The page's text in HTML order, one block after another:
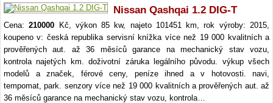
Nissan Qashqai 1.2 DIG-T
Cena:210000 Kč, výkon 85 kw, najeto 101451 km, rok výroby: 2015,
koupeno v: česká republika servisní knížka více než 19 000 kvalitních a
prověřených aut. až 36 měsíců garance na mechanický stav vozu,
kontrola najetých km. doživotní záruka legálního původu. výkup všech
modelů a značek, férové ceny, peníze ihned a v hotovosti. navi,
tempomat, park. senzory více než 19 000 kvalitních a prověřených aut. až
36 měsíců garance na mechanický stav vozu, kontrola…